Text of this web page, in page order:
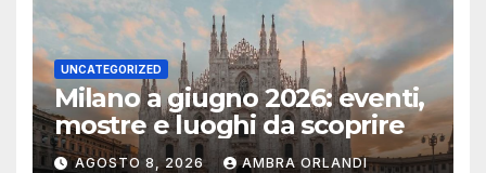
UNCATEGORIZED
Milano a giugno 2026: eventi,
mostre e luoghi da scoprire
AGOSTO 8, 2026 AMBRA ORLANDI